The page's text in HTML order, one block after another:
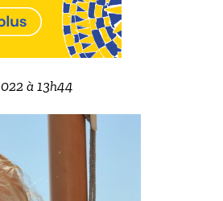
à 13h44